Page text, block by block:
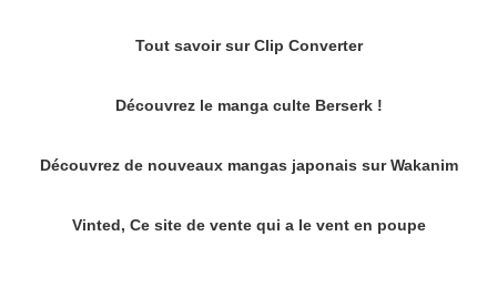
Tout savoir sur Clip Converter
Découvrez le manga culte Berserk !
Découvrez de nouveaux mangas japonais sur Wakanim
Vinted, Ce site de vente qui a le vent en poupe